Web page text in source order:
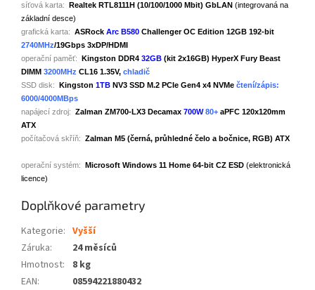
síťová karta: Realtek RTL8111H (10/100/1000 Mbit) GbLAN (integrovaná na
základní desce)
grafická karta: ASRock Arc B580 Challenger OC Edition 12GB 192-bit
2740MHz/19Gbps 3xDP/HDMI
operační paměť: Kingston DDR4 32GB (kit 2x16GB) HyperX Fury Beast
DIMM 3200MHz CL16 1.35V, chladič
SSD disk: Kingston 1TB NV3 SSD M.2 PCIe Gen4 x4 NVMe čtení/zápis:
6000/4000MBps
napájecí zdroj: Zalman ZM700-LX3 Decamax 700W 80+ aPFC 120x120mm
ATX
počítačová skříň: Zalman M5 (černá, průhledné čelo a bočnice, RGB) ATX
operační systém: Microsoft Windows 11 Home 64-bit CZ ESD (elektronická
licence)
Doplňkové parametry
Kategorie: Vyšší
Záruka:
24 měsíců
Hmotnost:
8 kg
EAN: 08594221880432